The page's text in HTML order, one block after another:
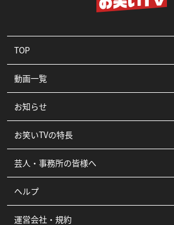
TOP
動画一覧
コント
漫才
ピン
その他
お知らせ
お笑いTVの特長
芸人・事務所の皆様へ
ヘルプ
よくある質問
運営会社・規約